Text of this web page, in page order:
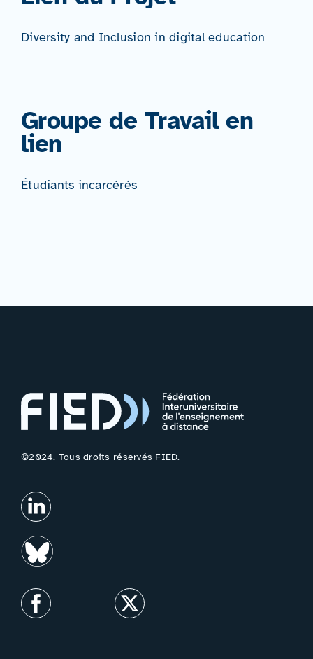
Diversity and Inclusion in digital education
Groupe de Travail en
lien
Étudiants incarcérés
©2024. Tous droits réservés FIED.